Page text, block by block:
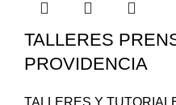
TALLERES
PROVIDENCIA